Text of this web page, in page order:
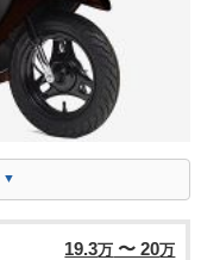
19.3万 〜 20万